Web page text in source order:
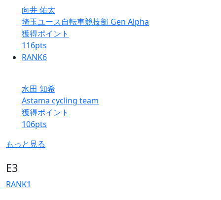
向井 佑太
埼玉ユース自転車競技部 Gen Alpha
獲得ポイント
116pts
RANK6
水田 知希
Astama cycling team
獲得ポイント
106pts
もっと見る
E3
RANK1